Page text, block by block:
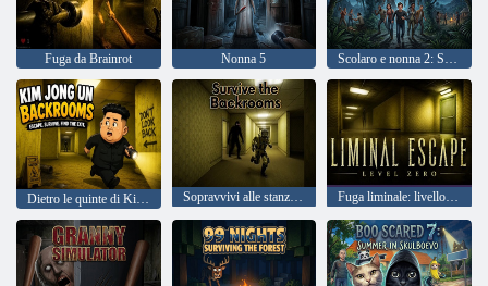
Fuga da Brainrot Nonna 5
Sopravvivi alle stanze dietro le quinte Fuga liminale: livello zero